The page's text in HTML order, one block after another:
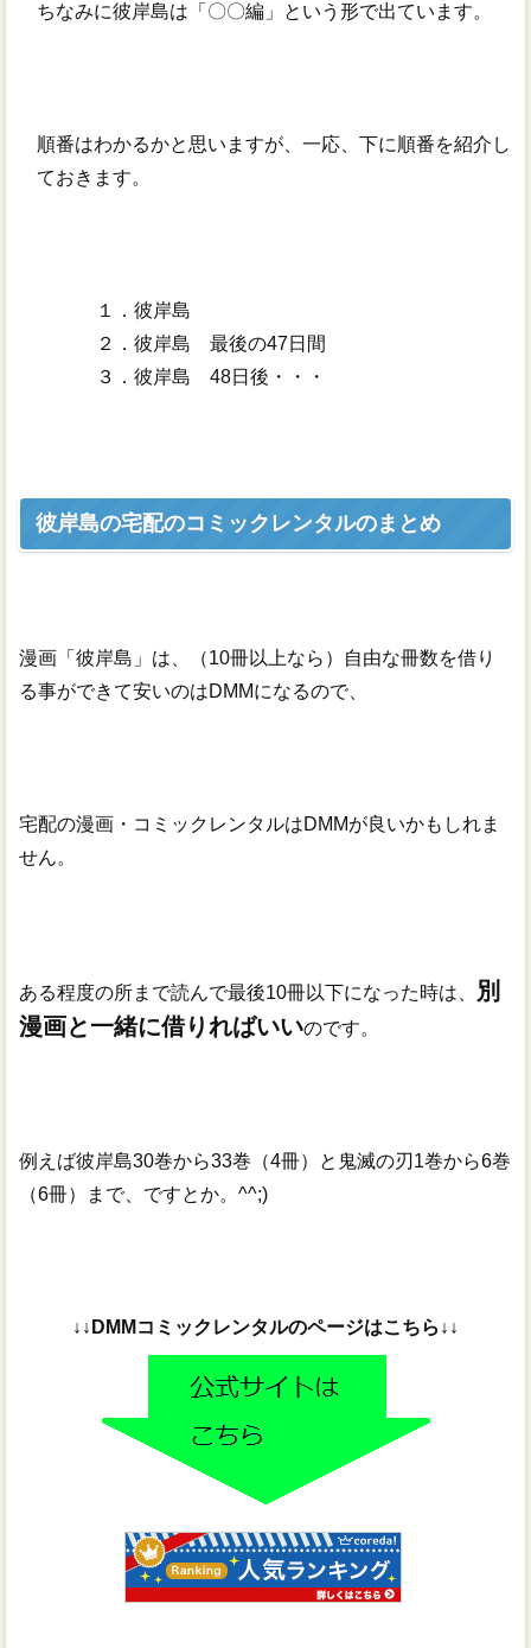
ちなみに彼岸島は「〇〇編」という形で出ています。
順番はわかるかと思いますが、一応、下に順番を紹介し
ておきます。
１．彼岸島
２．彼岸島 最後の47日間
３．彼岸島 48日後・・・
彼岸島の宅配のコミックレンタルのまとめ
漫画「彼岸島」は、（10冊以上なら）自由な冊数を借り
る事ができて安いのはDMMになるので、
宅配の漫画・コミックレンタルはDMMが良いかもしれま
せん。
ある程度の所まで読んで最後10冊以下になった時は、
別
漫画と一緒に借りればいいのです。
例えば彼岸島30巻から33巻（4冊）と鬼滅の刃1巻から6巻
（6冊）まで、ですとか。^^;)
↓↓DMMコミックレンタルのページはこちら↓↓